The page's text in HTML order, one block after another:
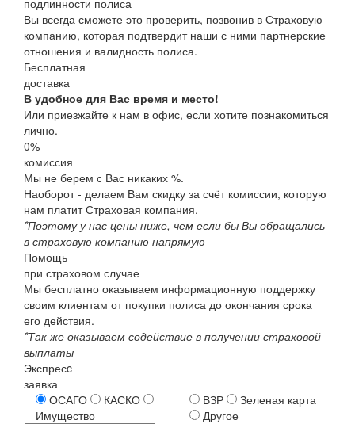
Вы всегда сможете это проверить, позвонив в Страховую
компанию, которая подтвердит наши с ними партнерские
отношения и валидность полиса.
Бесплатная
доставка
В удобное для Вас время и место!
Или приезжайте к нам в офис, если хотите познакомиться
лично.
0%
комиссия
Мы не берем с Вас никаких %.
Наоборот - делаем Вам скидку за счёт комиссии, которую
нам платит Страховая компания.
*Поэтому у нас цены ниже, чем если бы Вы обращались
в страховую компанию напрямую
Помощь
при страховом случае
Мы бесплатно оказываем информационную поддержку
своим клиентам от покупки полиса до окончания срока
его действия.
*Так же оказываем содействие в получении страховой
выплаты
Экспресc
заявка
ОСАГО
КАСКО
Имущество
ВЗР
Зеленая карта
Другое